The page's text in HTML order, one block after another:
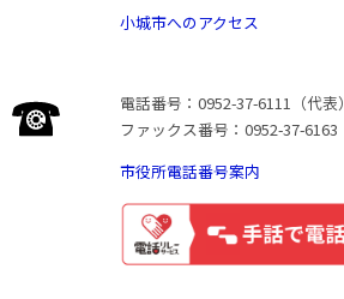
小城市へのアクセス
電話番号：0952-37-6111（代表）
ファックス番号：0952-37-6163
市役所電話番号案内